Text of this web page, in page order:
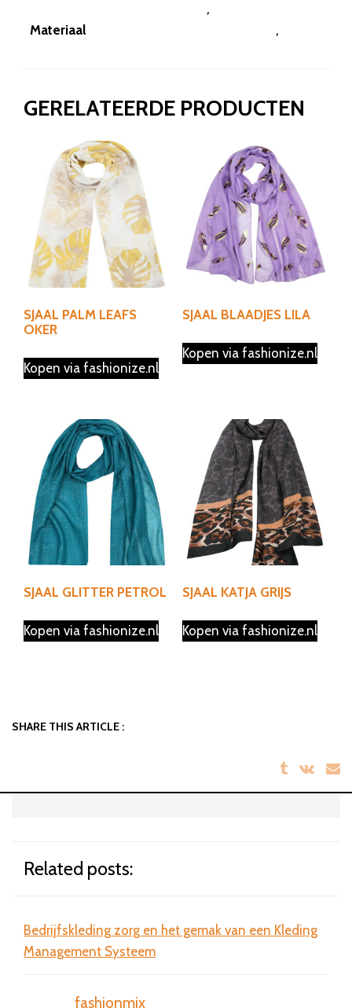
Materiaal
,
,
GERELATEERDE PRODUCTEN
SJAAL PALM LEAFS
OKER
Kopen via fashionize.nl
SJAAL BLAADJES LILA
Kopen via fashionize.nl
SJAAL GLITTER PETROL
Kopen via fashionize.nl
SJAAL KATJA GRIJS
Kopen via fashionize.nl
SHARE THIS ARTICLE :
Related posts:
Bedrijfskleding zorg en het gemak van een Kleding
Management Systeem
fashionmix